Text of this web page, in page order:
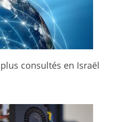
consultés en Israël